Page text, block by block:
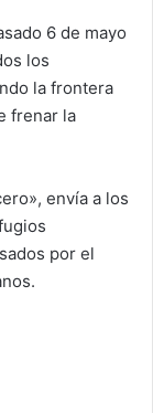
6 de mayo
los
la frontera
frenar la
envía a los
por el